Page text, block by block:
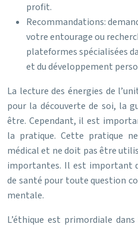
profit.
Recommandations:
votre entourage ou
plateformes spécialisées
et du développement
La lecture des énergies de
pour la découverte de soi, la
être. Cependant, il est
la pratique. Cette pratique
médical et ne doit pas être
importantes. Il est important
de santé pour toute question
mentale.
L’éthique est primordiale